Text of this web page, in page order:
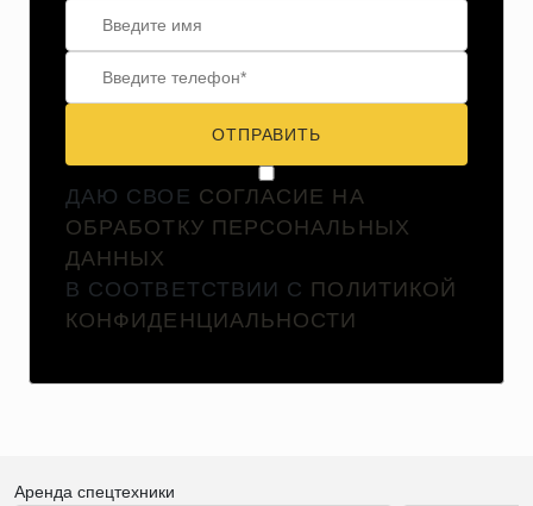
ОТПРАВИТЬ
ДАЮ СВОЕ СОГЛАСИЕ НА
ОБРАБОТКУ ПЕРСОНАЛЬНЫХ
ДАННЫХ
В СООТВЕТСТВИИ С ПОЛИТИКОЙ
КОНФИДЕНЦИАЛЬНОСТИ
Аренда спецтехники